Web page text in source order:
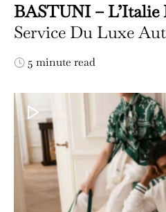
BASTUNI – L’Italie
Service Du Luxe
5 minute read